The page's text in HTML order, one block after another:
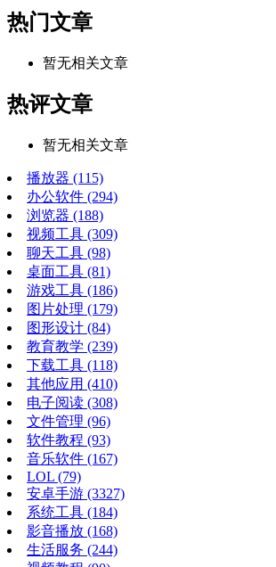
热门文章
暂无相关文章
热评文章
暂无相关文章
播放器 (115)
办公软件 (294)
浏览器 (188)
视频工具 (309)
聊天工具 (98)
桌面工具 (81)
游戏工具 (186)
图片处理 (179)
图形设计 (84)
教育教学 (239)
下载工具 (118)
其他应用 (410)
电子阅读 (308)
文件管理 (96)
软件教程 (93)
音乐软件 (167)
LOL (79)
安卓手游 (3327)
系统工具 (184)
影音播放 (168)
生活服务 (244)